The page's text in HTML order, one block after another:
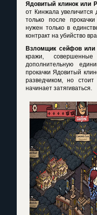
Ядовитый клинок или
от Кинжала увеличится
только после
нужен только в
контракт на убийство
Взломщик сейфов или
кражи,
дополнительную
прокачки Ядовитый
разведчиком, но
начинает затягиваться.